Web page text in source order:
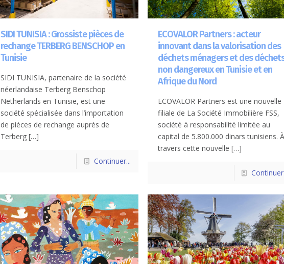
SIDI TUNISIA : Grossiste pièces de
rechange TERBERG BENSCHOP en
Tunisie
SIDI TUNISIA, partenaire de la société
néerlandaise Terberg Benschop
Netherlands en Tunisie, est une
société spécialisée dans l’importation
de pièces de rechange auprès de
Terberg […]
Continuer...
ECOVALOR Partners : acteur
innovant dans la valorisation des
déchets ménagers et des
non dangereux en Tunisie et en
Afrique du Nord
ECOVALOR Partners est une nouvelle
filiale de La Société Immobilière FSS,
société à responsabilité limitée au
capital de 5.800.000 dinars tunisiens. À
travers cette nouvelle […]